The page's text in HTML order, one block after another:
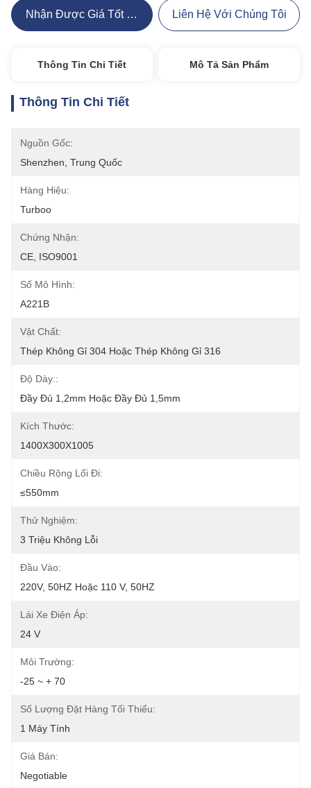
Nhận Được Giá Tốt Nhất Liên Hệ Với Chúng Tôi
Thông Tin Chi Tiết Mô Tả Sản Phẩm
Thông Tin Chi Tiết
Nguồn Gốc:
Shenzhen, Trung Quốc
Hàng Hiệu:
Turboo
Chứng Nhận:
CE, ISO9001
Số Mô Hình:
A221B
Vật Chất:
Thép Không Gỉ 304 Hoặc Thép Không Gỉ 316
Độ Dày::
Đầy Đủ 1,2mm Hoặc Đầy Đủ 1,5mm
Kích Thước:
1400X300X1005
Chiều Rộng Lối Đi:
≤550mm
Thử Nghiệm:
3 Triệu Không Lỗi
Đầu Vào:
220V, 50HZ Hoặc 110 V, 50HZ
Lái Xe Điện Áp:
24 V
Môi Trường:
-25 ~ + 70
Số Lượng Đặt Hàng Tối Thiểu:
1 Máy Tính
Giá Bán:
Negotiable